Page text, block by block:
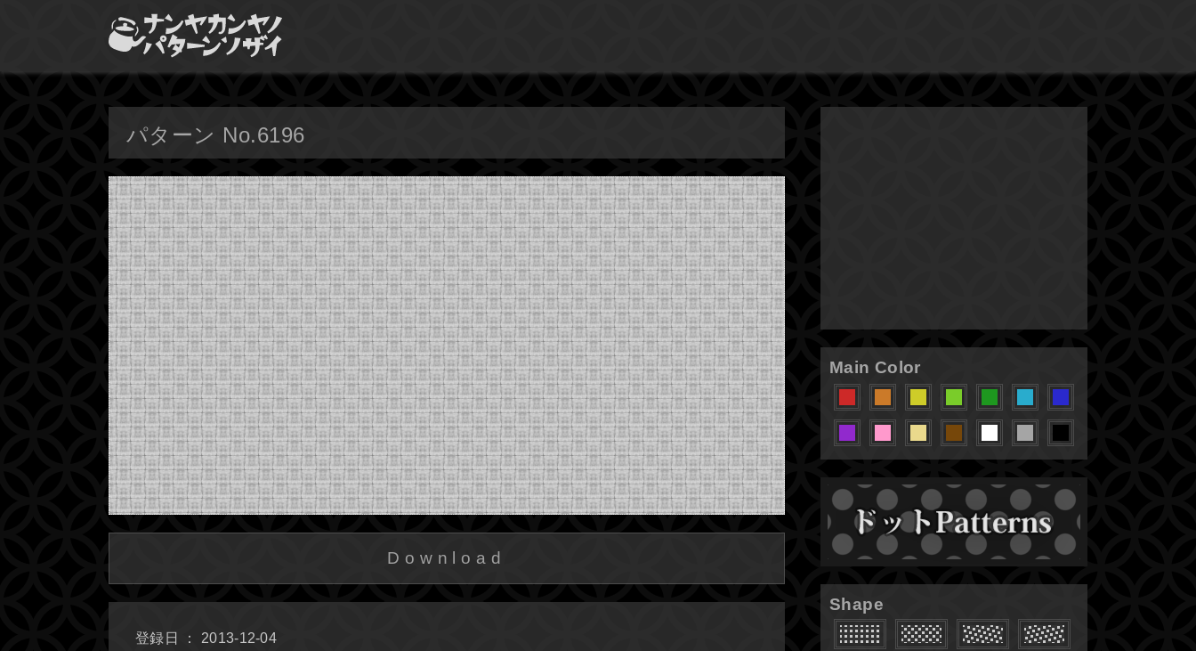
パターン No.6196
Download
登録日 ： 2013-12-04
Main Color
Shape